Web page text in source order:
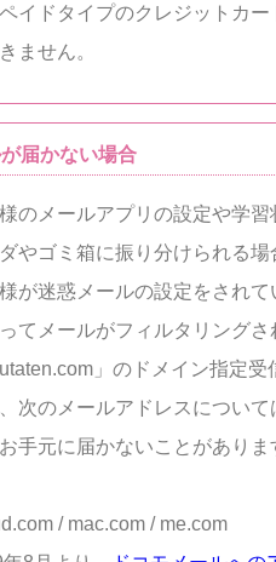
イドタイプのクレジットカ
ません。
届かない場合
のメールアプリの設定や学
やゴミ箱に振り分けられる
が迷惑メールの設定をされ
てメールがフィルタリング
」のドメイン指定受
次のメールアドレスについ
手元に届かないことがあり
/ mac.com / me.com